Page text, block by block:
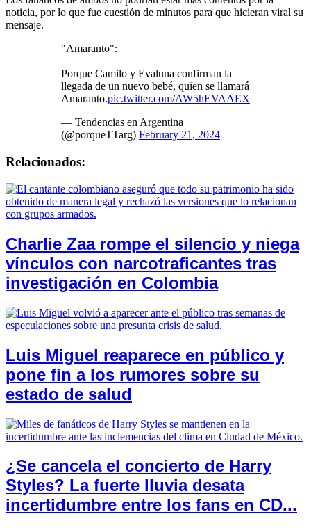
noticia, por lo que fue cuestión de minutos para que hicieran viral su
mensaje.
"Amaranto":
Porque Camilo y Evaluna confirman la
llegada de un nuevo bebé, quien se llamará
Amaranto.pic.twitter.com/AW5hEVAAEX
— Tendencias en Argentina
(@porqueTTarg) February 21, 2024
Relacionados:
Charlie Zaa rompe el silencio y niega
vínculos con narcotraficantes tras
investigación en Colombia
Luis Miguel reaparece en público y
pone fin a los rumores sobre su
estado de salud
¿Se cancela el concierto de Harry
Styles? La fuerte lluvia desata
incertidumbre entre los fans en CD...